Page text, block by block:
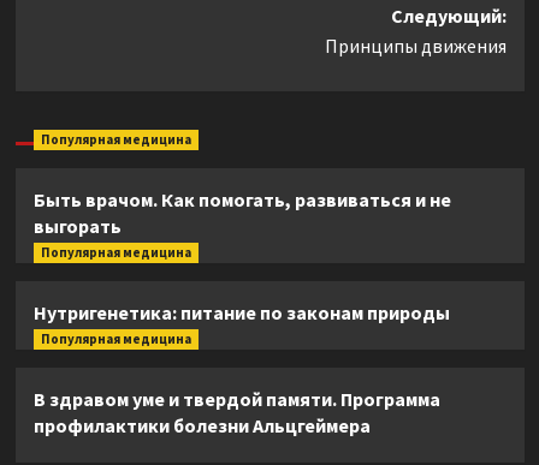
Следующий:
Принципы движения
Популярная медицина
Быть врачом. Как помогать, развиваться и не
выгорать
Популярная медицина
Нутригенетика: питание по законам природы
Популярная медицина
В здравом уме и твердой памяти. Программа
профилактики болезни Альцгеймера